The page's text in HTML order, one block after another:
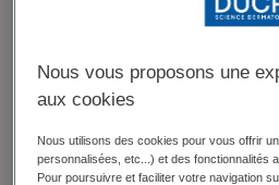
• L'émulsion favorise
installées sur le cuir chevelu
• Sa formule hydratante* à
Nous vous proposons une
aux cookies
Nous utilisons des cookies pour vous offrir
personnalisées, etc...) et des fonctionnalités
Pour poursuivre et faciliter votre navigation